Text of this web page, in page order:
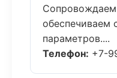
обеспечиваем
параметров....
Телефон: +7-